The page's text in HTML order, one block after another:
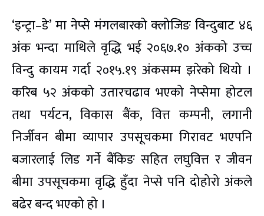
‘इन्ट्रा–डे’ मा नेप्से मंगलबारको क्लोजिङ विन्दुबाट ४६
अंक भन्दा माथिले वृद्धि भई २०६७.१० अंकको उच्च
विन्दु कायम गर्दा २०१५.१९ अंकसम्म झरेको थियो ।
करिब ५२ अंकको उतारचढाव भएको नेप्सेमा होटल
तथा पर्यटन, विकास बैंक, वित्त कम्पनी, लगानी
निर्जीवन बीमा व्यापार उपसूचकमा गिरावट भएपनि
बजारलाई लिड गर्ने बैंकिङ सहित लघुवित्त र जीवन
बीमा उपसूचकमा वृद्धि हुँदा नेप्से पनि दोहोरो अंकले
बढेर बन्द भएको हो ।